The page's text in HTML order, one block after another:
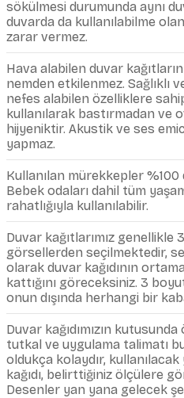
sökülmesi durumunda aynı
duvarda da kullanılabilme
zarar vermez.
Hava alabilen duvar
nemden etkilenmez. Sağlıklı
nefes alabilen özelliklere
kullanılarak bastırmadan ve
hijyeniktir. Akustik ve ses
yapmaz.
Kullanılan mürekkepler %100
Bebek odaları dahil tüm
rahatlığıyla kullanılabilir.
Duvar kağıtlarımız
görsellerden seçilmektedir,
olarak duvar kağıdının
kattığını göreceksiniz. 3
onun dışında herhangi bir
Duvar kağıdımızın
tutkal ve uygulama talimatı
oldukça kolaydır, kullanılacak
kağıdı, belirttiğiniz ölçülere
Desenler yan yana gelecek